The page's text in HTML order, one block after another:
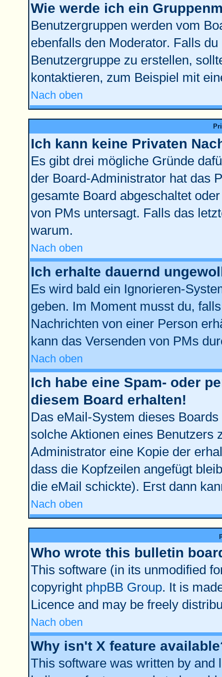
Wie werde ich ein
Benutzergruppen werden vom
ebenfalls den Moderator. Falls
Benutzergruppe zu erstellen,
kontaktieren, zum Beispiel mit
Nach oben
Ich kann keine Privaten
Es gibt drei mögliche Gründe
der Board-Administrator hat das
gesamte Board abgeschaltet
von PMs untersagt. Falls das
warum.
Nach oben
Ich erhalte dauernd
Es wird bald ein Ignorieren-
geben. Im Moment musst du,
Nachrichten von einer Person
kann das Versenden von PMs
Nach oben
Ich habe eine Spam- oder
diesem Board erhalten!
Das eMail-System dieses
solche Aktionen eines Benutzers
Administrator eine Kopie der
dass die Kopfzeilen angefügt
die eMail schickte). Erst dann
Nach oben
Who wrote this bulletin
This software (in its unmodified
copyright phpBB Group. It is
Licence and may be freely
Nach oben
Why isn't X feature
This software was written by and